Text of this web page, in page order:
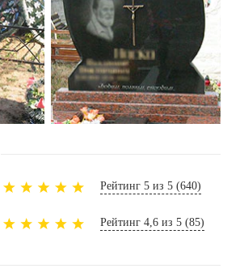
Рейтинг 5 из 5 (640)
Рейтинг 4,6 из 5 (85)